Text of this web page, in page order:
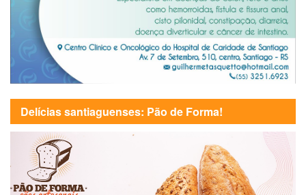
Delícias santiaguenses: Pão de Forma!